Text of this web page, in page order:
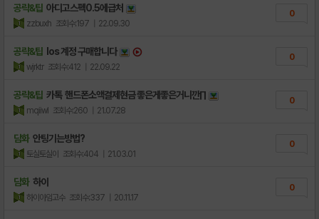
공략&팁 아디고스펙0.5에급처
zzbuxh 조회수:197 | 22.09.30
0
공략&팁 Ios 계정 구매합니다
wjrktr 조회수:412 | 22.09.22
0
공략&팁 카톡 핸드폰소액결제현금 좋은게좋은거니깐∏
mqiiwl 조회수:260 | 21.07.28
0
담화 안팅기는방법?
토실토실이 조회수:404 | 21.03.01
0
담화 하이
하이아임고수 조회수:337 | 20.11.17
0